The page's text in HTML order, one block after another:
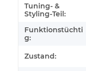
Tuning- &
Styling-Teil:
Funktionstüchti
g:
Zustand: